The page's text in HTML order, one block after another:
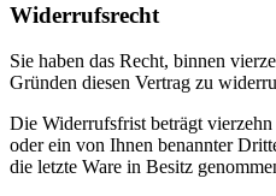
Widerrufsrecht
Sie haben das Recht, binnen
Gründen diesen Vertrag zu
Die Widerrufsfrist beträgt
oder ein von Ihnen benannter
die letzte Ware in Besitz